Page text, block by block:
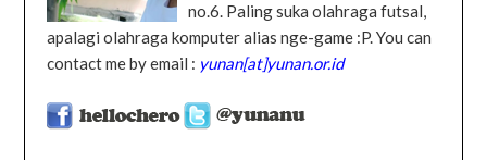
no.6. Paling suka olahraga futsal,
apalagi olahraga komputer alias nge-game :P. You can
contact me by email : yunan[at]yunan.or.id